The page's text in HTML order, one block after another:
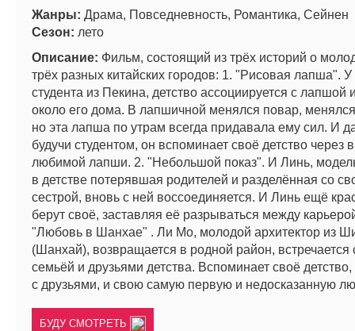
Жанры: Драма, Повседневность, Романтика, Сейнен
Сезон: лето
Описание: Фильм, состоящий из трёх историй о
трёх разных китайских городов: 1. "Рисовая лапша".
студента из Пекина, детство ассоциируется с лапшой
около его дома. В лапшичной менялся повар,
но эта лапша по утрам всегда придавала ему сил. И
будучи студентом, он вспоминает своё детство через
любимой лапши. 2. "Небольшой показ". И Линь,
в детстве потерявшая родителей и разделённая со
сестрой, вновь с ней воссоединяется. И Линь ещё
берут своё, заставляя её разрываться между
"Любовь в Шанхае" . Ли Мо, молодой архитектор из
(Шанхай), возвращается в родной район, встречается
семьёй и друзьями детства. Вспоминает своё
с друзьями, и свою самую первую и недосказанную
БУДУ СМОТРЕТЬ